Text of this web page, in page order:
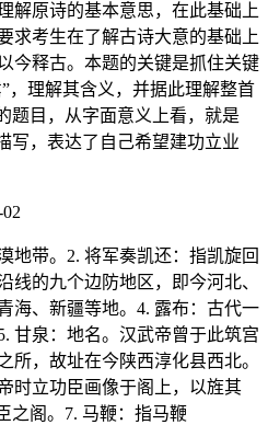
解原诗的基本意思，在此基础上
求考生在了解古诗大意的基础上
今释古。本题的关键是抓住关键
，理解其含义，并据此理解整首
题目，从字面意义上看，就是
写，表达了自己希望建功立业
地带。2. 将军奏凯还：指凯旋回
线的九个边防地区，即今河北、
海、新疆等地。4. 露布：古代一
甘泉：地名。汉武帝曾于此筑宫
所，故址在今陕西淳化县西北。
时立功臣画像于阁上，以旌其
之阁。7. 马鞭：指马鞭